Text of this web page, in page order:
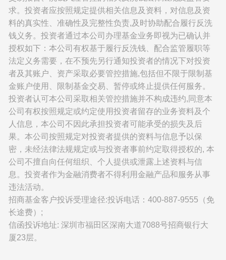
求。投资者应按照规定提供相关信息及资料，对信息及资
料的真实性、准确性及完整性负责,及时协助配合履行反洗
钱义务。投资者通过本公司办理基金业务即视为已确认并
授权如下：本公司有权基于履行反洗钱、配合监管履职等
法定义务需要，在不预先另行通知投资者的情况下对投资
者及其账户、资产采取必要管控措施,包括但不限于限制基
金账户使用、限制基金交易、暂停或终止提供任何服务。
投资者认可本公司采取相关管控措施并不构成违约,同意本
公司有权按照规定或约定使用投资者留存的业务资料及个
人信息，本公司不因此承担投资者可能承受的损失及后
果。本公司按照规定对投资者提供的资料与信息予以保
密，未经法律法规规定或与投资者事前约定取得授权的, 本
公司不擅自向任何组织、个人提供或泄露上述资料与信
息。投资者作为金融消费者不得利用金融产品和服务从事
违法活动。
招商基金客户投诉受理途径:投诉电话：400-887-9555（免
长途费）;
信函投诉地址: 深圳市福田区深南大道7088号招商银行大
厦23层。